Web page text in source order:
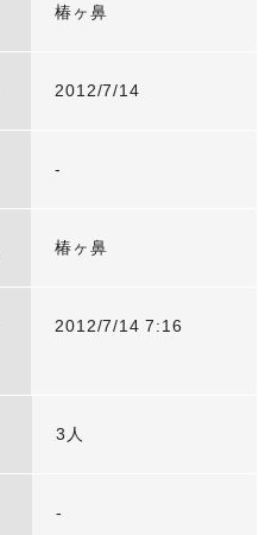
椿ヶ鼻
2012/7/14
-
椿ヶ鼻
2012/7/14 7:16
3人
-